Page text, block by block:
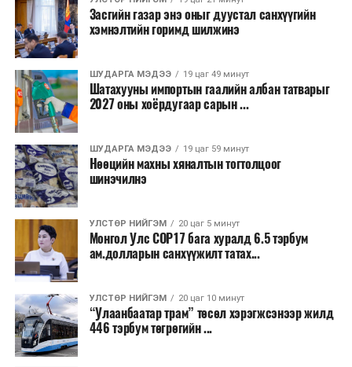
ын Эх орончдын өдөрт зориулан дөрөвдүгээр сарын
гурав дахь Даваа гаригт уламжлал болгон явуулдаг.
Олон улсын марафоны тэмцээнүүд дундаас нэр
хүндээрээ тэргүүлэх энэхүү уралдаанд оролцохын
тулд гүйгчид тодорхой босго хугацаа давсан байх
шаардлагатай нь онцлог юм.
Засгийн газар энэ оныг дуустал санхүүгийн
хэмнэлтийн горимд шилжинэ
ШУДАРГА МЭДЭЭ 19 цаг 49 минут
Шатахууны импортын гаалийн албан татварыг
2027 оны хоёрдугаар сарын ...
ШУДАРГА МЭДЭЭ 19 цаг 59 минут
Нөөцийн махны хяналтын тогтолцоог
шинэчилнэ
УЛСТӨР НИЙГЭМ 20 цаг 5 минут
Монгол Улс COP17 бага хуралд 6.5 тэрбум
ам.долларын санхүүжилт татах...
УЛСТӨР НИЙГЭМ 20 цаг 10 минут
“Улаанбаатар трам” төсөл хэрэгжсэнээр жилд
446 тэрбум төгрөгийн ...